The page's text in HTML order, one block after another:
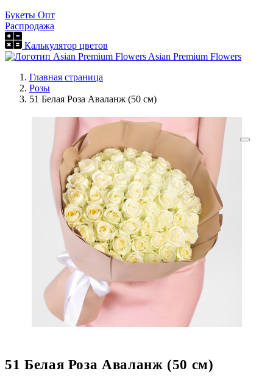
Букеты Опт
Распродажа
Калькулятор цветов
Asian Premium Flowers
Главная страница
Розы
51 Белая Роза Аваланж (50 см)
51 Белая Роза Аваланж (50 см)